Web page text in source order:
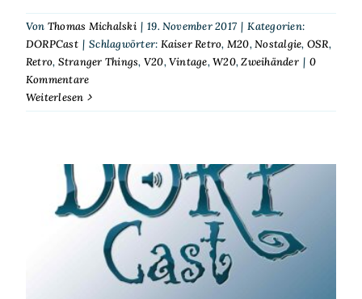
Von Thomas Michalski | 19. November 2017 | Kategorien:
DORPCast | Schlagwörter: Kaiser Retro, M20,Nostalgie, OSR,
Retro, Stranger Things, V20,Vintage,W20,Zweihänder | 0
Kommentare
Weiterlesen
DORPCast 106: Der
Charakterbogen